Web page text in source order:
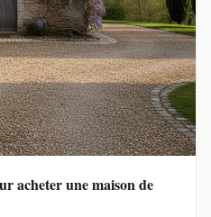
acheter une maison de